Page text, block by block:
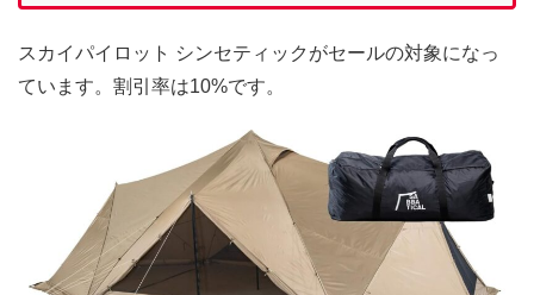
スカイパイロット シンセティックがセールの対象になっ
ています。割引率は10%です。